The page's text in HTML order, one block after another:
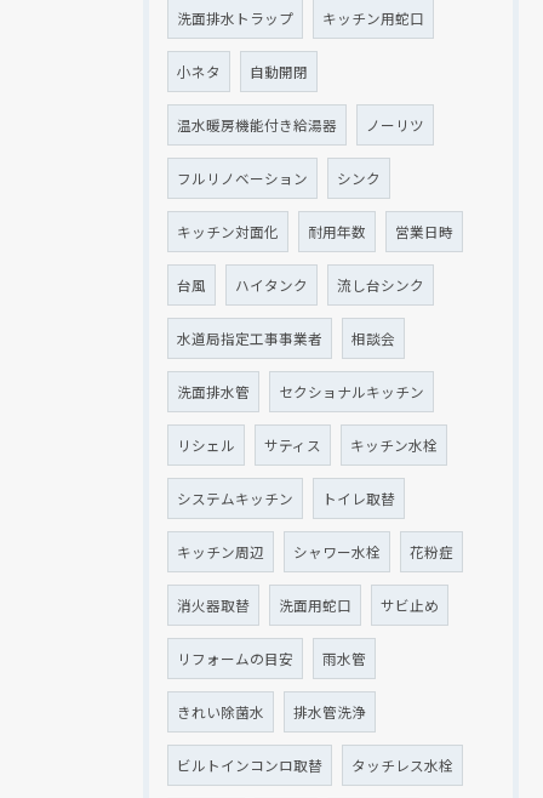
洗面排水トラップ キッチン用蛇口
小ネタ 自動開閉
温水暖房機能付き給湯器 ノーリツ
フルリノベーション シンク
キッチン対面化 耐用年数 営業日時
台風 ハイタンク 流し台シンク
水道局指定工事事業者 相談会
洗面排水管 セクショナルキッチン
リシェル サティス キッチン水栓
システムキッチン トイレ取替
キッチン周辺 シャワー水栓 花粉症
消火器取替 洗面用蛇口 サビ止め
リフォームの目安 雨水管
きれい除菌水 排水管洗浄
ビルトインコンロ取替 タッチレス水栓